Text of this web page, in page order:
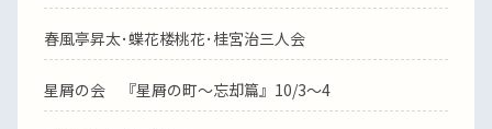
春風亭昇太･蝶花楼桃花･桂宮治三人会
星屑の会 『星屑の町～忘却篇』10/3～4